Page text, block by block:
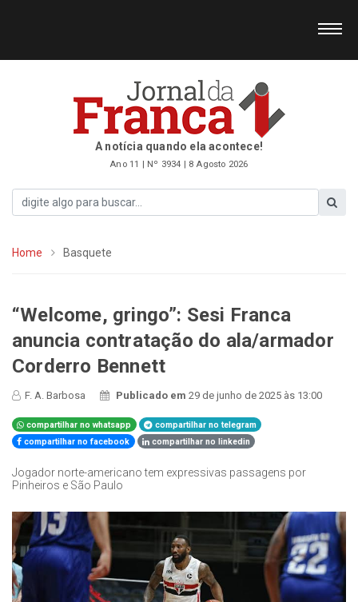
A notícia quando ela acontece!
Ano 11 | Nº 3934 | 8 Agosto 2026
Home Basquete
“Welcome, gringo”: Sesi Franca
anuncia contratação do ala/armador
Corderro Bennett
F. A. Barbosa Publicado em29 de junho de 2025 às 13:00
compartilhar no whatsapp
compartilhar no telegram
compartilhar no facebook
compartilhar no linkedin
Jogador norte-americano tem expressivas passagens por
Pinheiros e São Paulo